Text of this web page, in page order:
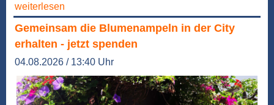
weiterlesen
Gemeinsam die Blumenampeln in der City
erhalten - jetzt spenden
04.08.2026 / 13:40 Uhr